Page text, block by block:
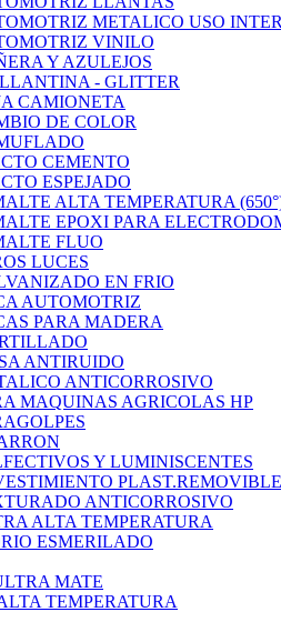
METALICO USO
VINILO
Y AZULEJOS
- GLITTER
CAMIONETA
DE COLOR
CEMENTO
ESPEJADO
ALTA TEMPERATURA
EPOXI PARA
FLUO
LUCES
EN FRIO
AUTOMOTRIZ
PARA MADERA
ANTIRUIDO
ANTICORROSIVO
MAQUINAS AGRICOLAS HP
Y LUMINISCENTES
PLAST.REMOVIBLE
ANTICORROSIVO
ALTA TEMPERATURA
ESMERILADO
MATE
TEMPERATURA